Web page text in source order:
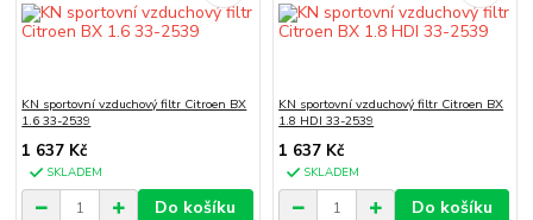
KN sportovní vzduchový filtr Citroen BX
1.6 33-2539
1 637 Kč
SKLADEM
Do košíku
KN sportovní vzduchový filtr Citroen BX
1.8 HDI 33-2539
1 637 Kč
SKLADEM
Do košíku